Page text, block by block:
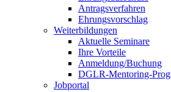
Antragsverfahren
Ehrungsvorschlag
Weiterbildungen
Aktuelle Seminare
Ihre Vorteile
Anmeldung/Buchung
DGLR-Mentoring-
Jobportal